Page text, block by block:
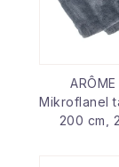
Mikroflanel
200 cm,